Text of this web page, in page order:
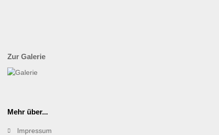
Zur Galerie
Mehr über...
Impressum